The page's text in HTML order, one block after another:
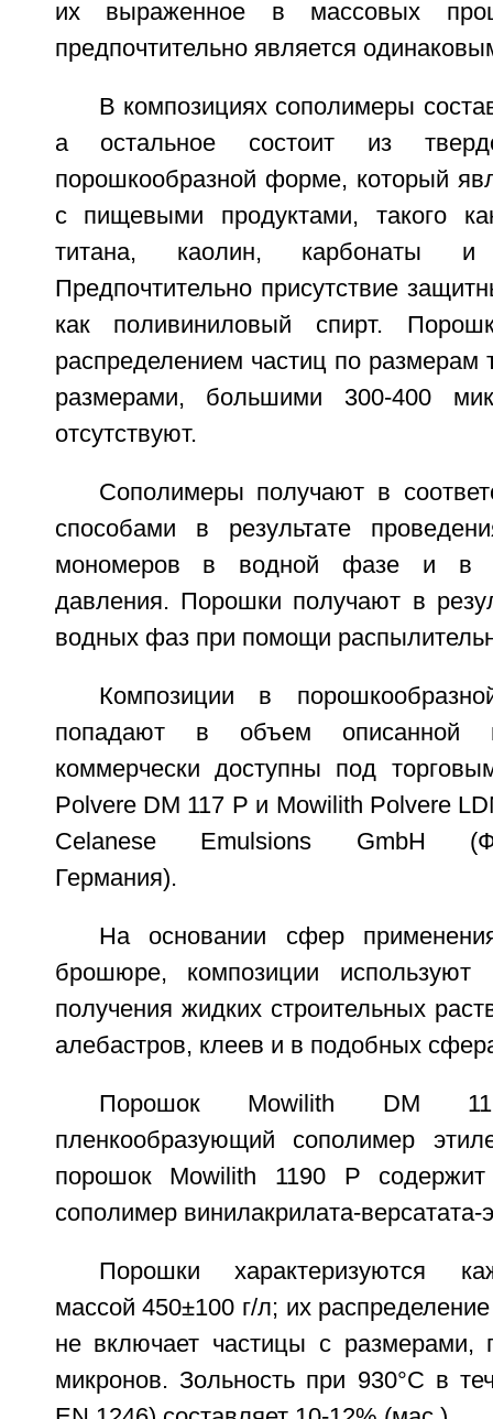
их выраженное в массовых
предпочтительно является
В композициях сополимеры
а остальное состоит из
порошкообразной форме, который
с пищевыми продуктами, такого
титана, каолин, карбонаты
Предпочтительно присутствие
как поливиниловый спирт.
распределением частиц по размерам
размерами, большими 300-400
отсутствуют.
Сополимеры получают в
способами в результате
мономеров в водной фазе и в
давления. Порошки получают в
водных фаз при помощи
Композиции в
попадают в объем описанной
коммерчески доступны под
Polvere DM 117 P и Mowilith Polvere
Celanese Emulsions GmbH
Германия).
На основании сфер
брошюре, композиции используют
получения жидких строительных
алебастров, клеев и в подобных
Порошок Mowilith DM
пленкообразующий сополимер
порошок Mowilith 1190 P содержит
сополимер винилакрилата-версатата-
Порошки характеризуются
массой 450±100 г/л; их
не включает частицы с
микронов. Зольность при 930°С в